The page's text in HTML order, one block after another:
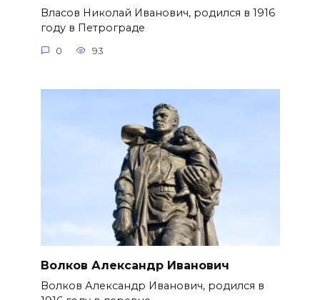
Власов Николай Иванович, родился в 1916
году в Петрограде
0 93
Волков Александр Иванович
Волков Александр Иванович, родился в